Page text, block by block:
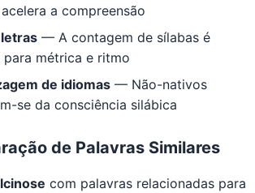
a compreensão
— A contagem de sílabas é
para métrica e ritmo
de idiomas — Não-nativos
se da consciência silábica
de Palavras Similares
com palavras relacionadas para